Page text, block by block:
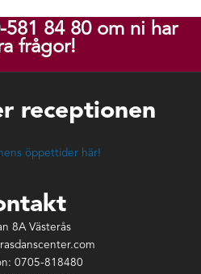
581 84 80 om ni har
frågor!
receptionen
öppettider här!
8A Västerås
0705-818480